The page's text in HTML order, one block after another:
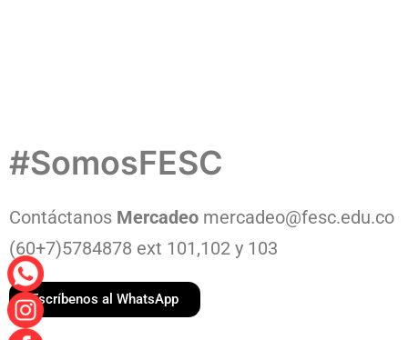
#SomosFESC
Contáctanos Mercadeo mercadeo@fesc.edu.co
(60+7)5784878 ext 101,102 y 103
Escríbenos al WhatsApp